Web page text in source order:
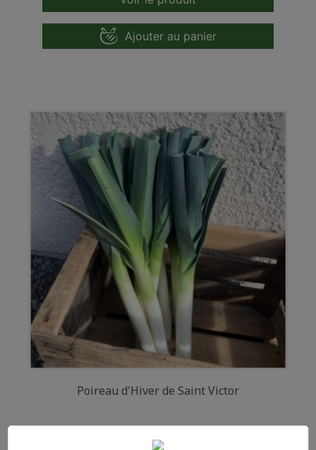
Ajouter au panier
Poireau d'Hiver de Saint Victor
Prix